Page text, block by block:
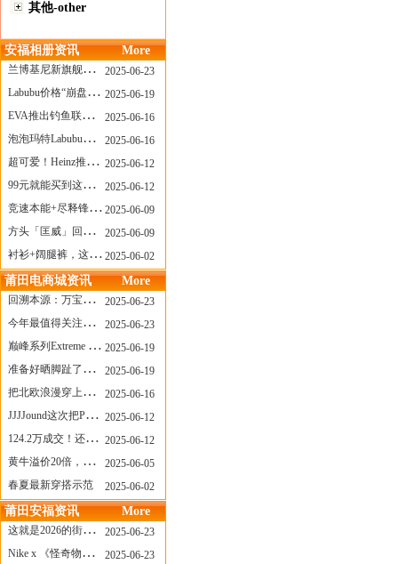
其他-other
安福相册资讯 More
兰博基尼新旗舰曝光？这台顶级超跑或将在8月登场
2025-06-23
Labubu价格“崩盘”？618当日泡泡玛特预售补货量超200W！
2025-06-19
EVA推出钓鱼联名套装，初号机也能当“假饵”？
2025-06-16
泡泡玛特Labubu新品发售上演“拳王争霸”......
2025-06-16
超可爱！Heinz推出星之卡比合作款番茄酱！
2025-06-12
99元就能买到这样颜值的太阳镜？优衣库夏季墨镜系列
2025-06-12
竞速本能+尽释锋芒——罗杰杜彼Roger+Dubuis王者竞速系列飞返计时码表燃擎赛道
2025-06-09
方头「匡威」回归！日系简约里的小心思
2025-06-09
衬衫+阔腿裤，这样穿美出新高度！
2025-06-02
莆田电商城资讯 More
回溯本源：万宝龙推出明星系列都市灰腕表新作
2025-06-23
今年最值得关注的AF1！KOBE x AF1 明日发售
2025-06-23
巅峰系列Extreme Diver潜水腕表与Revival Diver复刻版潜水腕表共同推出“暗影款”新作
2025-06-19
准备好晒脚趾了吗？透明款 AF1 要回归了
2025-06-19
把北欧浪漫穿上脚，Cecilie Bahnsen x ASICS
2025-06-16
JJJJound这次把PUMA改得好安静
2025-06-12
124.2万成交！还有什么是Labubu做不到的？
2025-06-12
黄牛溢价20倍，「Labubu」3.0市价大盘点！假货比正品还贵...
2025-06-05
春夏最新穿搭示范
2025-06-02
莆田安福资讯 More
这就是2026的街头感！Prada新包我先爱了
2025-06-23
Nike x 《怪奇物语》联名回归，终于轮到这双热门款了！
2025-06-23